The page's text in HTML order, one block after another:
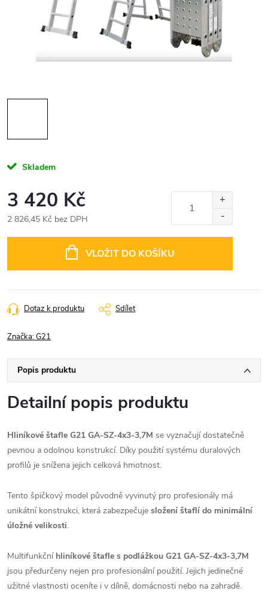
Skladem
3 420 Kč
2 826,45 Kč bez DPH
VLOŽIT DO KOŠÍKU
Dotaz k produktu Sdílet
Značka:G21
Popis produktu
Detailní popis produktu
Hliníkové štafle G21 GA-SZ-4x3-3,7M se vyznačují dostatečně
pevnou a odolnou konstrukcí. Díky použití systému duralových
profilů je snížena jejich celková hmotnost.
Tento špičkový model původně vyvinutý pro profesionály má
unikátní konstrukci, která zabezpečuje složení štaflí do minimální
úložné velikosti.
Multifunkční hliníkové štafle s podlážkou G21 GA-SZ-4x3-3,7M
jsou předurčeny nejen pro profesionální použití. Jejich jedinečné
užitné vlastnosti oceníte i v dílně, domácnosti nebo na zahradě.